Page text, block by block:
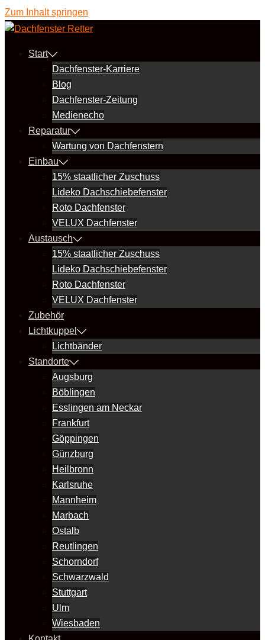
Zum Inhalt springen
Start
Dachfenster-Karriere
Blog
Dachfenster-Zeitung
Medienecho
Reparatur
Wartung von Dachfenstern
Einbau
15% staatlicher Zuschuss
Lideko Dachschiebefenster
Roto Dachfenster
VELUX Dachfenster
Austausch
15% staatlicher Zuschuss
Lideko Dachschiebefenster
Roto Dachfenster
VELUX Dachfenster
Zubehör
Lichtkuppel
Lichtbänder
Standorte
Augsburg
Böblingen
Esslingen am Neckar
Frankfurt
Göppingen
Günzburg
Heilbronn
Karlsruhe
Mannheim
Marbach
Ostalb
Reutlingen
Schorndorf
Schwarzwald
Stuttgart
Ulm
Wiesbaden